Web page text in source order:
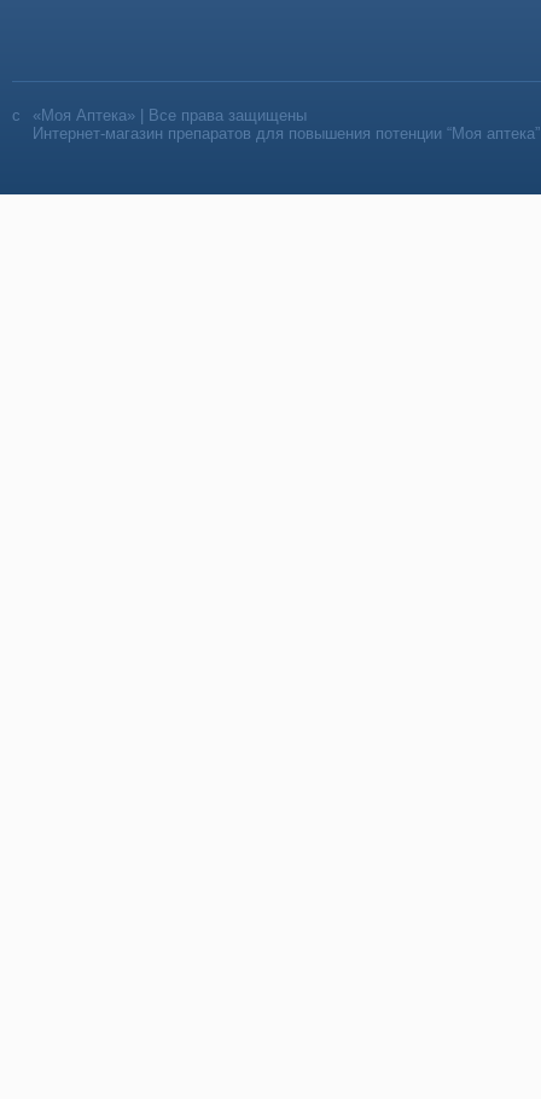
«Моя Аптека» | Все права защищены
Интернет-магазин препаратов для повышения потенции “Моя